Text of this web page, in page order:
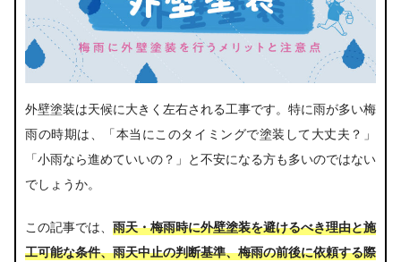
外壁塗装は天候に大きく左右される工事です。特に雨が多い梅
雨の時期は、「本当にこのタイミングで塗装して大丈夫？」
「小雨なら進めていいの？」と不安になる方も多いのではない
でしょうか。
この記事では、 雨天・梅雨時に外壁塗装を避けるべき理由と施
工可能な条件、雨天中止の判断基準、梅雨の前後に依頼する際